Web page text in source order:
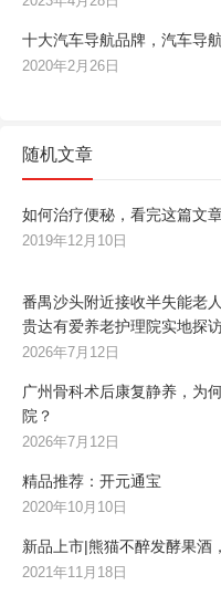
十大汽车导航品牌，汽车导
2020年2月26日
随机文章
如何治疗便秘，看完这篇文
2019年12月10日
番禺沙头附近接收半失能老
贵达有爱养老护理院实地探
2026年7月12日
广州骨科术后康复静养，为
院？
2026年7月12日
精品推荐：开元通宝
2020年10月10日
新品上市|熊猫不醉发酵果酒
2021年11月18日